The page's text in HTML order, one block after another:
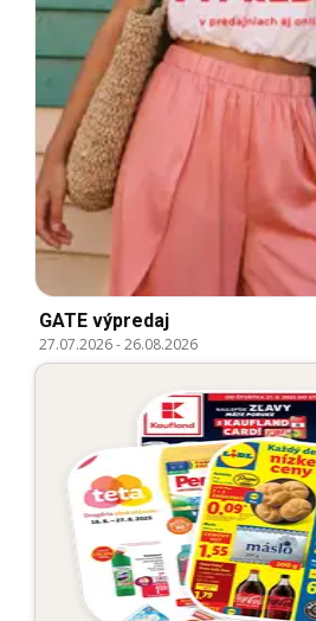
GATE výpredaj
27.07.2026-26.08.2026